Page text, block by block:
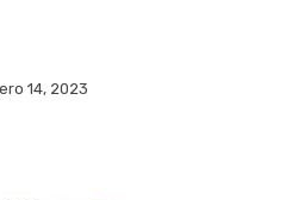
14, 2023